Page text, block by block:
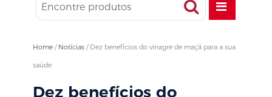
Home / Notícias / Dez benefícios do vinagre de maçã para a sua
saúde
Dez benefícios do